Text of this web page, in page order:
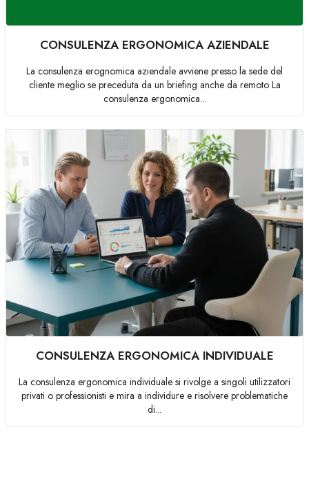
CONSULENZA ERGONOMICA AZIENDALE
La consulenza erognomica aziendale avviene presso la sede del
cliente meglio se preceduta da un briefing anche da remoto La
consulenza ergonomica...
CONSULENZA ERGONOMICA INDIVIDUALE
La consulenza ergonomica individuale si rivolge a singoli utilizzatori
privati o professionisti e mira a individure e risolvere problematiche
di...